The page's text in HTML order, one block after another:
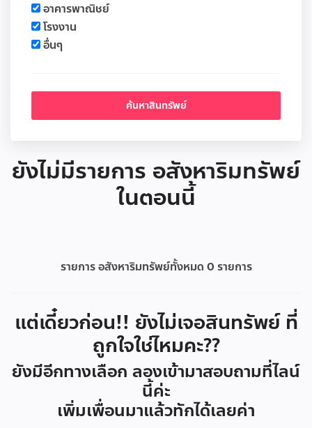
อาคารพาณิชย์
โรงงาน
อื่นๆ
ยังไม่มีรายการ อสังหาริมทรัพย์
ในตอนนี้
รายการ อสังหาริมทรัพย์ทั้งหมด 0 รายการ
แต่เดี๋ยวก่อน!! ยังไม่เจอสินทรัพย์ ที่
ถูกใจใช่ไหมคะ??
ยังมีอีกทางเลือก ลองเข้ามาสอบถามที่ไลน์
นี้ค่ะ
เพิ่มเพื่อนมาแล้วทักได้เลยค่า